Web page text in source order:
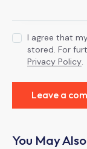
I agree that
stored. For
Privacy Policy.
You May